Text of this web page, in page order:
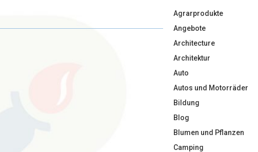
Agrarprodukte
Angebote
Architecture
Architektur
Auto
Autos und Motorräder
Bildung
Blog
Blumen und Pflanzen
Camping